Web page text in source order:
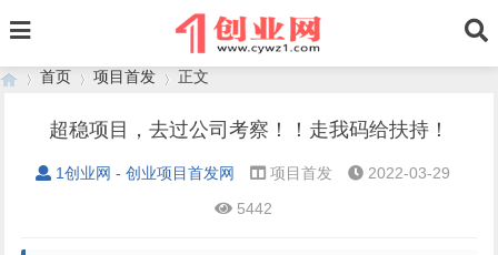
首页
›
项目首发
›
正文
超稳项目，去过公司考察！！走我码给扶持！
1创业网 - 创业项目首发网 项目首发
2022-03-29
5442